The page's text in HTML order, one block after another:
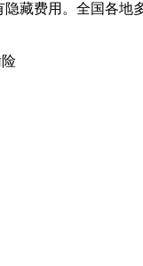
藏费用。全国各地